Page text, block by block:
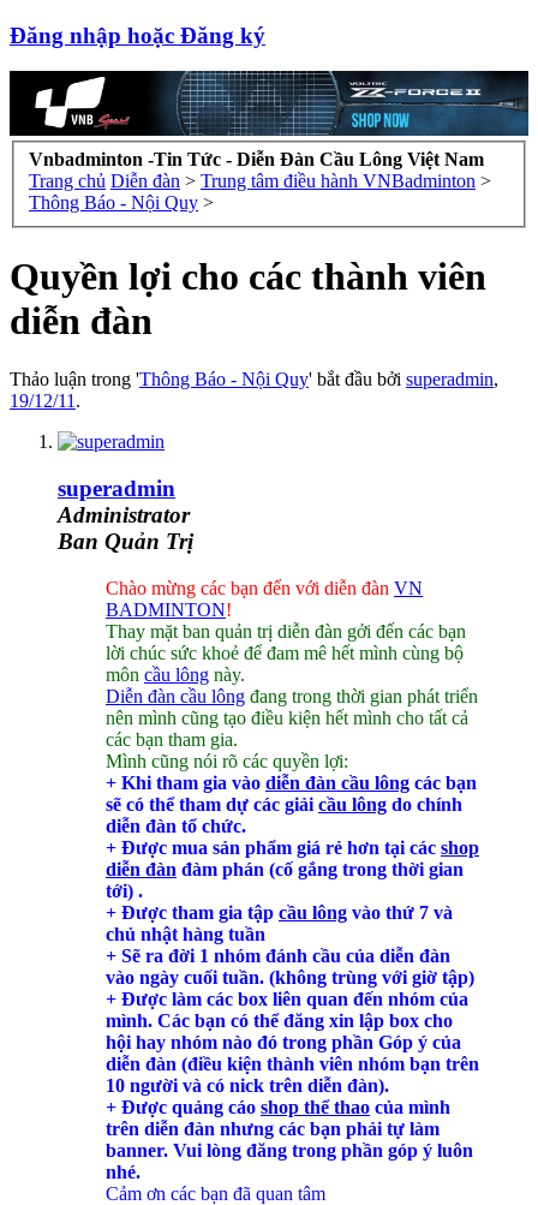
Đăng nhập hoặc Đăng ký
Vnbadminton -Tin Tức - Diễn Đàn Cầu Lông Việt Nam
Trang chủ Diễn đàn > Trung tâm điều hành VNBadminton >
Thông Báo - Nội Quy >
Quyền lợi cho các thành viên
diễn đàn
Thảo luận trong 'Thông Báo - Nội Quy' bắt đầu bởi superadmin,
19/12/11 .
superadmin
Administrator
Ban Quản Trị
Chào mừng các bạn đến với diễn đàn VN
BADMINTON!
Thay mặt ban quản trị diễn đàn gởi đến các bạn
lời chúc sức khoẻ để đam mê hết mình cùng bộ
môn cầu lông này.
Diễn đàn cầu lông đang trong thời gian phát triển
nên mình cũng tạo điều kiện hết mình cho tất cả
các bạn tham gia.
Mình cũng nói rõ các quyền lợi:
+ Khi tham gia vào diễn đàn cầu lông các bạn
sẽ có thể tham dự các giải cầu lông do chính
diễn đàn tổ chức.
+ Được mua sản phẩm giá rẻ hơn tại các shop
diễn đàn đàm phán (cố gắng trong thời gian
tới) .
+ Được tham gia tập cầu lông vào thứ 7 và
chủ nhật hàng tuần
+ Sẽ ra đời 1 nhóm đánh cầu của diễn đàn
vào ngày cuối tuần. (không trùng với giờ tập)
+ Được làm các box liên quan đến nhóm của
mình. Các bạn có thể đăng xin lập box cho
hội hay nhóm nào đó trong phần Góp ý của
diễn đàn (điều kiện thành viên nhóm bạn trên
10 người và có nick trên diễn đàn).
+ Được quảng cáo shop thể thao của mình
trên diễn đàn nhưng các bạn phải tự làm
banner. Vui lòng đăng trong phần góp ý luôn
nhé.
Cảm ơn các bạn đã quan tâm